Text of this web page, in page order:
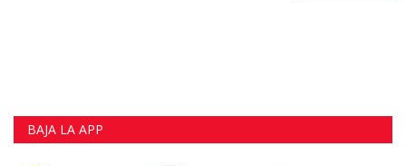
BAJA LA APP